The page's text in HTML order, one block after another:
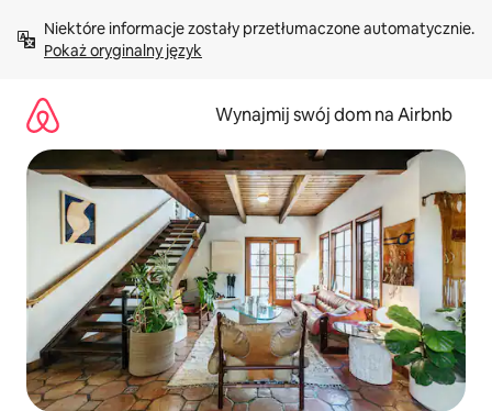
treści Pokaż oryginalny język
Wynajmij swój dom na Airbnb